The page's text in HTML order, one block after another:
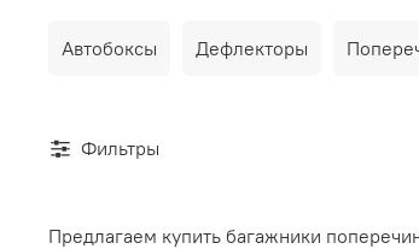
Автобоксы Дефлекторы
Фильтры
Предлагаем купить багажники